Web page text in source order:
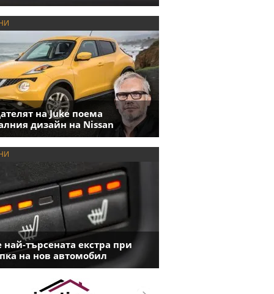
на Juke поема
дизайн на Nissan
най-търсената екстра при
на нов автомобил